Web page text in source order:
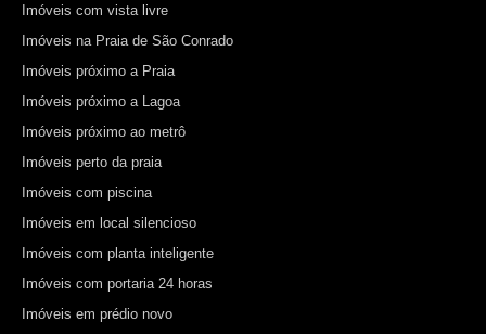
Imóveis com vista livre
Imóveis na Praia de São Conrado
Imóveis próximo a Praia
Imóveis próximo a Lagoa
Imóveis próximo ao metrô
Imóveis perto da praia
Imóveis com piscina
Imóveis em local silencioso
Imóveis com planta inteligente
Imóveis com portaria 24 horas
Imóveis em prédio novo